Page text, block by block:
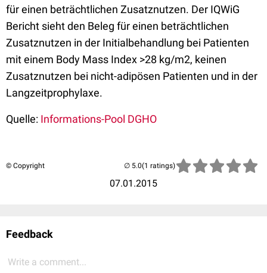
für einen beträchtlichen Zusatznutzen. Der IQWiG
Bericht sieht den Beleg für einen beträchtlichen
Zusatznutzen in der Initialbehandlung bei Patienten
mit einem Body Mass Index >28 kg/m2, keinen
Zusatznutzen bei nicht-adipösen Patienten und in der
Langzeitprophylaxe.
Quelle: Informations-Pool DGHO
© Copyright
07.01.2015
(1 ratings)
Feedback
Write a comment...